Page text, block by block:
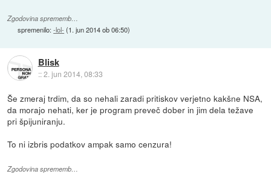
Zgodovina sprememb…
spremenilo:-lol- (1. jun 2014 ob 06:50)
Blisk
::2. jun 2014, 08:33
Še zmeraj trdim, da so nehali zaradi pritiskov verjetno kakšne NSA,
da morajo nehati, ker je program preveč dober in jim dela težave
pri špijuniranju.
To ni izbris podatkov ampak samo cenzura!
Zgodovina sprememb…